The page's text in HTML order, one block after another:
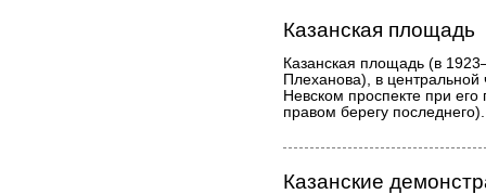
Казанская площадь
Казанская площадь (в
Плеханова), в центральной
Невском проспекте при
правом берегу последнего).
Казанские